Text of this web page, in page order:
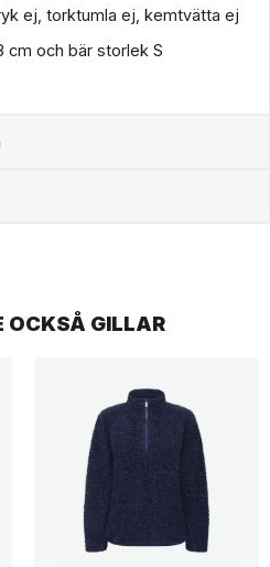
ej, torktumla ej, kemtvätta ej
cm och bär storlek S
OCKSÅ GILLAR